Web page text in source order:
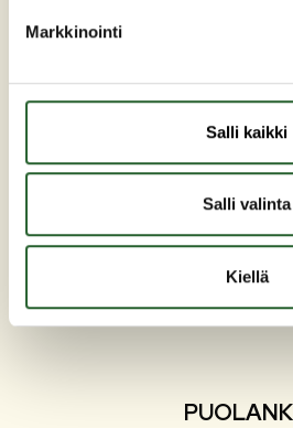
Markkinointi
Salli kaikki
Salli valinta
Kiellä
Puh: +358 (0)8